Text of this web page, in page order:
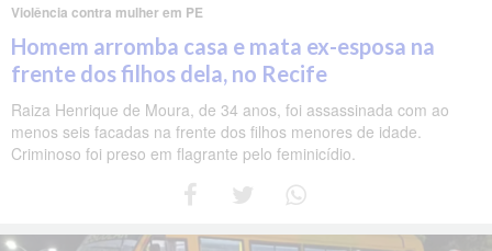
Violência contra mulher em PE
Homem arromba casa e mata ex-esposa na
frente dos filhos dela, no Recife
Raiza Henrique de Moura, de 34 anos, foi assassinada com ao
menos seis facadas na frente dos filhos menores de idade.
Criminoso foi preso em flagrante pelo feminicídio.